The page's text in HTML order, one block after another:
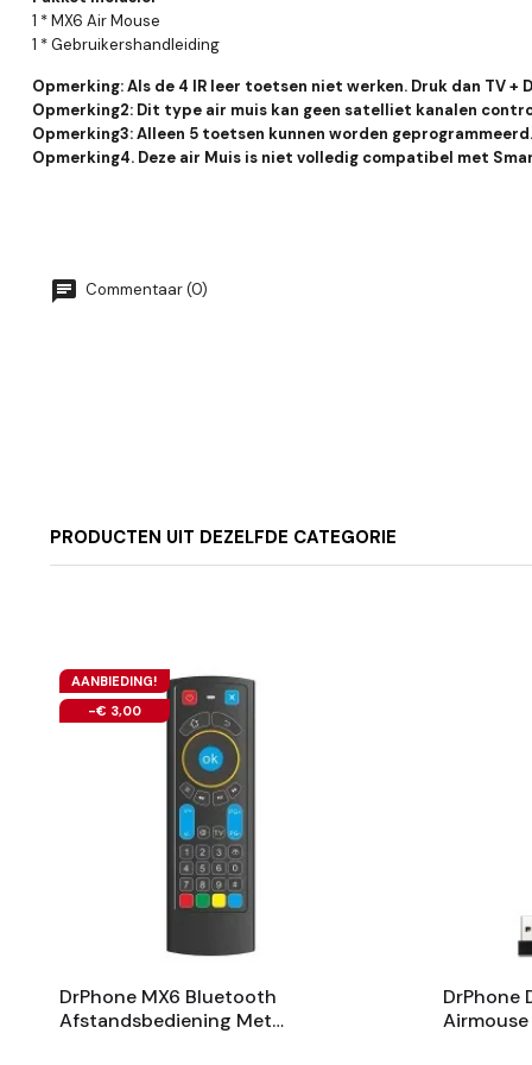
1 * MX6 Air Mouse
1 * Gebruikershandleiding
Opmerking: Als de 4 IR leer toetsen niet werken. Druk dan TV
Opmerking2: Dit type air muis kan geen satelliet kanalen
Opmerking3: Alleen 5 toetsen kunnen worden geprogrammeerd.
Opmerking4. Deze air Muis is niet volledig compatibel met
Commentaar (0)
PRODUCTEN UIT DEZELFDE CATEGORIE
AANBIEDING!
-€ 3,00
DrPhone MX6 Bluetooth
Afstandsbediening Met
DrPhone